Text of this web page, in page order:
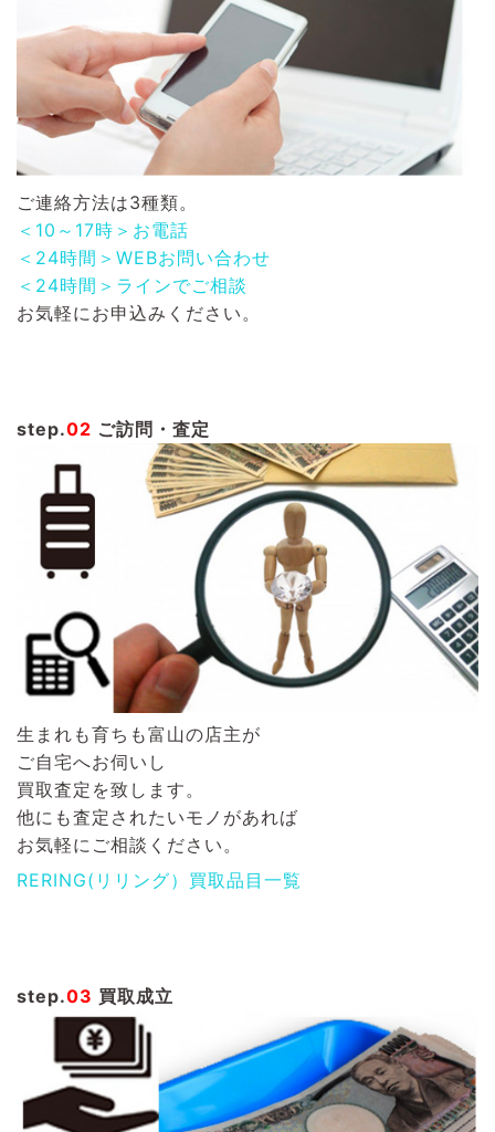
ご連絡方法は3種類。
＜10～17時＞お電話
＜24時間＞WEBお問い合わせ
＜24時間＞ラインでご相談
お気軽にお申込みください。
step.02 ご訪問・査定
生まれも育ちも富山の店主が
ご自宅へお伺いし
買取査定を致します。
他にも査定されたいモノがあれば
お気軽にご相談ください。
RERING(リリング）買取品目一覧
step.03 買取成立